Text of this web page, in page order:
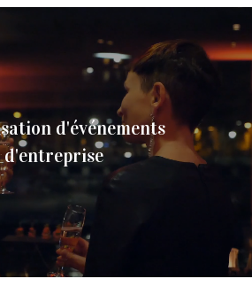
d'événements
d'entreprise